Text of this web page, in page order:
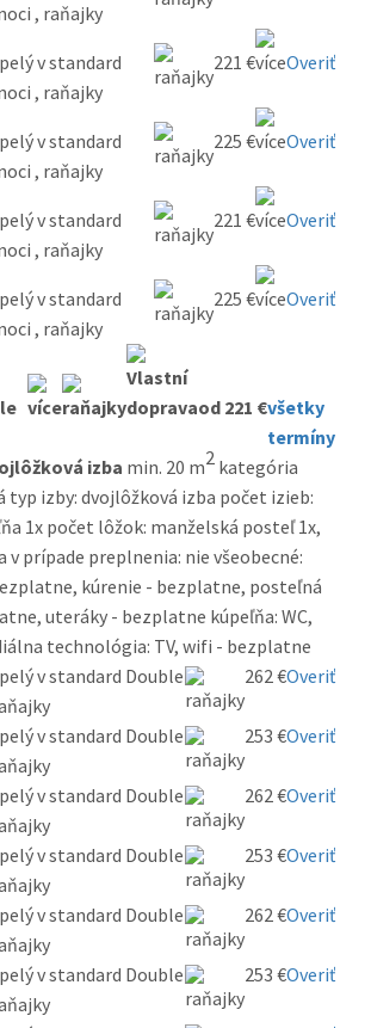
, raňajky
v standard
, raňajky
221 € Overiť
v standard
, raňajky
225 € Overiť
v standard
, raňajky
221 € Overiť
v standard
, raňajky
225 € Overiť
od 221 €všetky
termíny
izba min. 20 m2 kategória
typ izby: dvojlôžková izba počet izieb:
1x počet lôžok: manželská posteľ 1x,
prípade preplnenia: nie všeobecné:
kúrenie - bezplatne, posteľná
uteráky - bezplatne kúpeľňa: WC,
technológia: TV, wifi - bezplatne
v standard Double
262 €Overiť
v standard Double
253 €Overiť
v standard Double
262 €Overiť
v standard Double
253 €Overiť
v standard Double
262 €Overiť
v standard Double
253 €Overiť